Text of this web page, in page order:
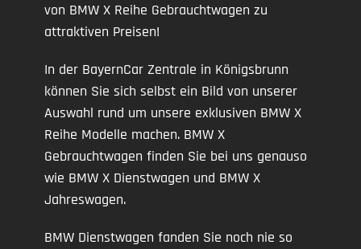
von BMW X Reihe Gebrauchtwagen zu
attraktiven Preisen!
In der BayernCar Zentrale in Königsbrunn
können Sie sich selbst ein Bild von unserer
Auswahl rund um unsere exklusiven BMW X
Reihe Modelle machen. BMW X
Gebrauchtwagen finden Sie bei uns genauso
wie BMW X Dienstwagen und BMW X
Jahreswagen.
BMW Dienstwagen fanden Sie noch nie so